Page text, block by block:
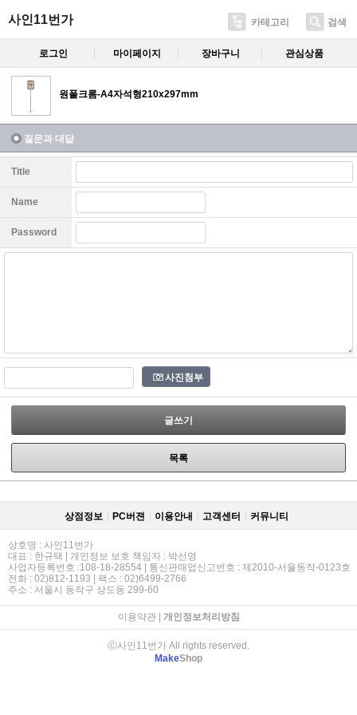
사인11번가 카테고리 검색
로그인 마이페이지 장바구니 관심상품
원폴크롬-A4자석형210x297mm
질문과 대답
Title
Name
Password
사진첨부
글쓰기
목록
상점정보 PC버젼 이용안내 고객센터 커뮤니티
상호명 : 사인11번가
대표 : 한규택 | 개인정보 보호 책임자 : 박선영
사업자등록번호 :108-18-28554 | 통신판매업신고번호 : 제2010-서울동작-0123호
전화 : 02)812-1193 | 팩스 : 02)6499-2766
주소 : 서울시 동작구 상도동 299-60
이용약관| 개인정보처리방침
ⓒ사인11번가 All rights reserved.
MakeShop